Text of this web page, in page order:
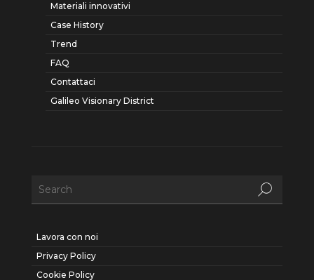
Materiali innovativi
Case History
Trend
FAQ
Contattaci
Galileo Visionary District
Lavora con noi
Privacy Policy
Cookie Policy